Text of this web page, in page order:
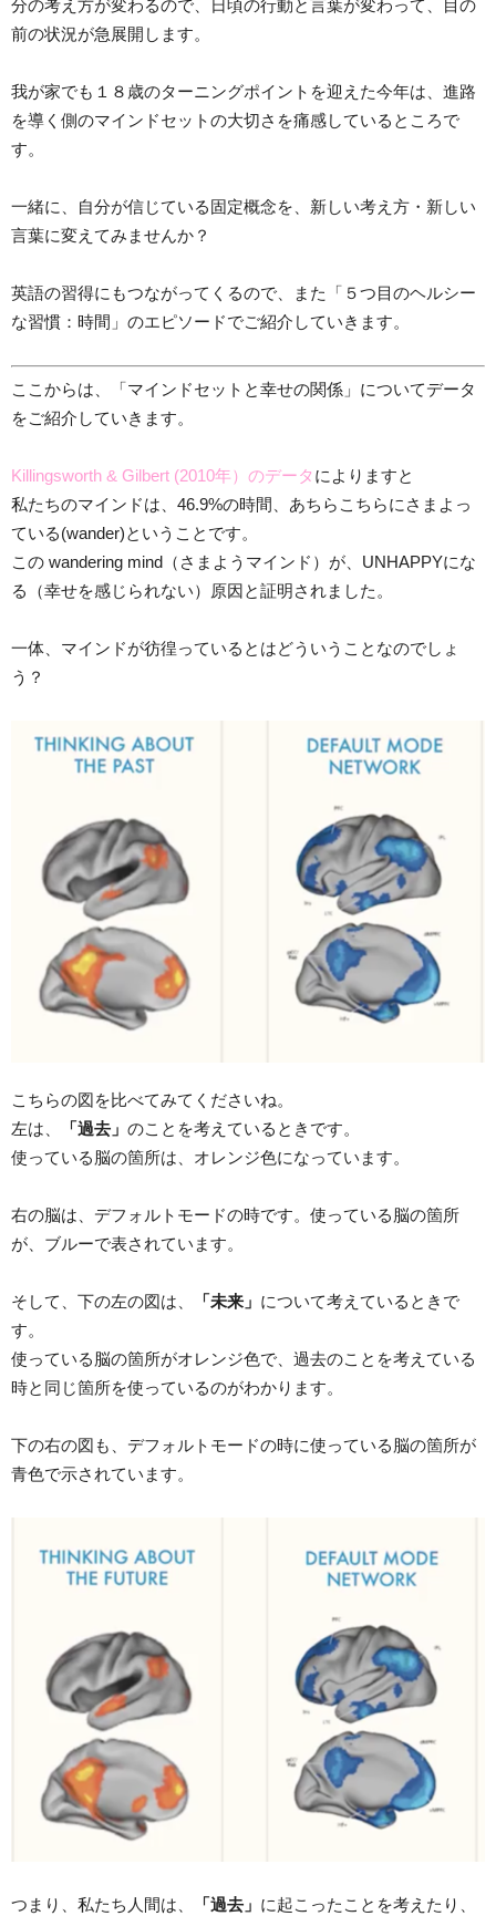
分の考え方が変わるので、日頃の行動と言葉が変わって、目の
前の状況が急展開します。
我が家でも１８歳のターニングポイントを迎えた今年は、進路
を導く側のマインドセットの大切さを痛感しているところで
す。
一緒に、自分が信じている固定概念を、新しい考え方・新しい
言葉に変えてみませんか？
英語の習得にもつながってくるので、また「５つ目のヘルシー
な習慣：時間」のエピソードでご紹介していきます。
ここからは、「マインドセットと幸せの関係」についてデータ
をご紹介していきます。
Killingsworth & Gilbert (2010年）のデータ によりますと
私たちのマインドは、46.9%の時間、あちらこちらにさまよっ
ている(wander)ということです。
この wandering mind（さまようマインド）が、UNHAPPYにな
る（幸せを感じられない）原因と証明されました。
一体、マインドが彷徨っているとはどういうことなのでしょ
う？
こちらの図を比べてみてくださいね。
左は、
「過去」 のことを考えているときです。
使っている脳の箇所は、オレンジ色になっています。
右の脳は、デフォルトモードの時です。使っている脳の箇所
が、ブルーで表されています。
そして、下の左の図は、 「未来」 について考えているときで
す。
使っている脳の箇所がオレンジ色で、過去のことを考えている
時と同じ箇所を使っているのがわかります。
下の右の図も、デフォルトモードの時に使っている脳の箇所が
青色で示されています。
つまり、私たち人間は、 「過去」 に起こったことを考えたり、